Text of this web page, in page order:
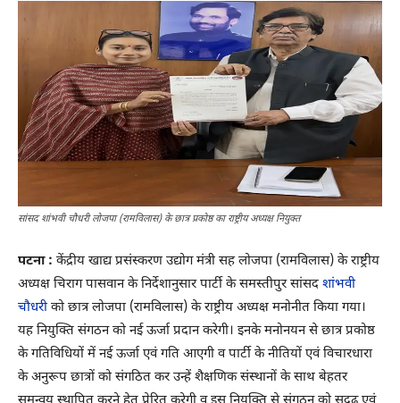
सांसद शांभवी चौधरी लोजपा (रामविलास) के छात्र प्रकोष्ठ का राष्ट्रीय अध्यक्ष नियुक्त
पटना : केंद्रीय खाद्य प्रसंस्करण उद्योग मंत्री सह लोजपा (रामविलास) के राष्ट्रीय
अध्यक्ष चिराग पासवान के निर्देशानुसार पार्टी के समस्तीपुर सांसद शांभवी
चौधरीको छात्र लोजपा (रामविलास) के राष्ट्रीय अध्यक्ष मनोनीत किया गया।
यह नियुक्ति संगठन को नई ऊर्जा प्रदान करेगी। इनके मनोनयन से छात्र प्रकोष्ठ
के गतिविधियों में नई ऊर्जा एवं गति आएगी व पार्टी के नीतियों एवं विचारधारा
के अनुरूप छात्रों को संगठित कर उन्हें शैक्षणिक संस्थानों के साथ बेहतर